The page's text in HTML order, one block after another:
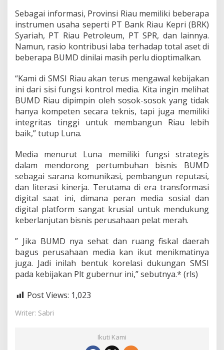
​Sebagai informasi, Provinsi Riau memiliki beberapa
instrumen usaha seperti PT Bank Riau Kepri (BRK)
Syariah, PT Riau Petroleum, PT SPR, dan lainnya.
Namun, rasio kontribusi laba terhadap total aset di
beberapa BUMD dinilai masih perlu dioptimalkan.
“Kami di SMSI Riau akan terus mengawal kebijakan
ini dari sisi fungsi kontrol media. Kita ingin melihat
BUMD Riau dipimpin oleh sosok-sosok yang tidak
hanya kompeten secara teknis, tapi juga memiliki
integritas tinggi untuk membangun Riau lebih
baik,” tutup Luna.
Media menurut Luna memiliki fungsi strategis
dalam mendorong pertumbuhan bisnis BUMD
sebagai sarana komunikasi, pembangun reputasi,
dan literasi kinerja. Terutama di era transformasi
digital saat ini, dimana peran media sosial dan
digital platform sangat krusial untuk mendukung
keberlanjutan bisnis perusahaan pelat merah.
” Jika BUMD nya sehat dan ruang fiskal daerah
bagus perusahaan media kan ikut menikmatinya
juga. Jadi inilah bentuk korelasi dukungan SMSI
pada kebijakan Plt gubernur ini,” sebutnya.* (rls)
Post Views: 1,023
Writer: Sabri
Ikuti Kami